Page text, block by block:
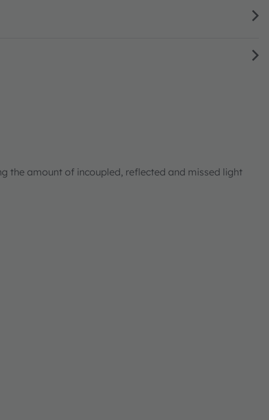
the amount of incoupled, reflected and missed light